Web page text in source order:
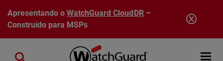
Pular para o conteúdo principal
Apresentando oWatchGuard CloudDR–
Construído para MSPs
Open
Close search